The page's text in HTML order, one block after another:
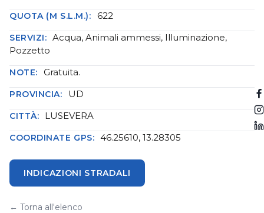
QUOTA (M S.L.M.): 622
SERVIZI: Acqua, Animali ammessi, Illuminazione,
Pozzetto
NOTE: Gratuita.
PROVINCIA: UD
CITTÀ: LUSEVERA
COORDINATE GPS: 46.25610, 13.28305
INDICAZIONI STRADALI
← Torna all'elenco